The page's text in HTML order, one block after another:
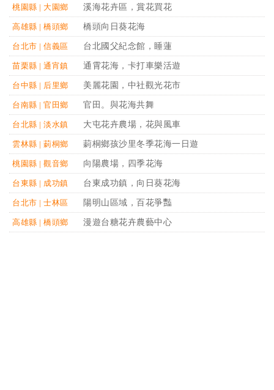
桃園縣 | 大園鄉 溪海花卉區，賞花買花
高雄縣 | 橋頭鄉 橋頭向日葵花海
台北市 | 信義區 台北國父紀念館，睡蓮
苗栗縣 | 通宵鎮 通霄花海，卡打車樂活遊
台中縣 | 后里鄉 美麗花園，中社觀光花市
台南縣 | 官田鄉 官田。與花海共舞
台北縣 | 淡水鎮 大屯花卉農場，花與風車
雲林縣 | 莿桐鄉 莿桐鄉孩沙里冬季花海一日遊
桃園縣 | 觀音鄉 向陽農場，四季花海
台東縣 | 成功鎮 台東成功鎮，向日葵花海
台北市 | 士林區 陽明山區域，百花爭豔
高雄縣 | 橋頭鄉 漫遊台糖花卉農藝中心